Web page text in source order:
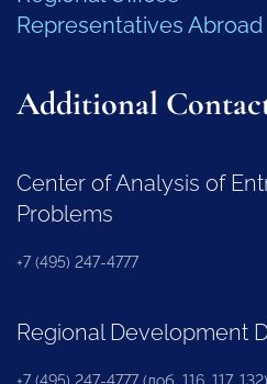
Representatives Abroad
Additional
Center of Analysis of
Problems
+7 (495) 247-4777
Regional Development
+7 (495) 247-4777 (доб. 116, 117, 132)